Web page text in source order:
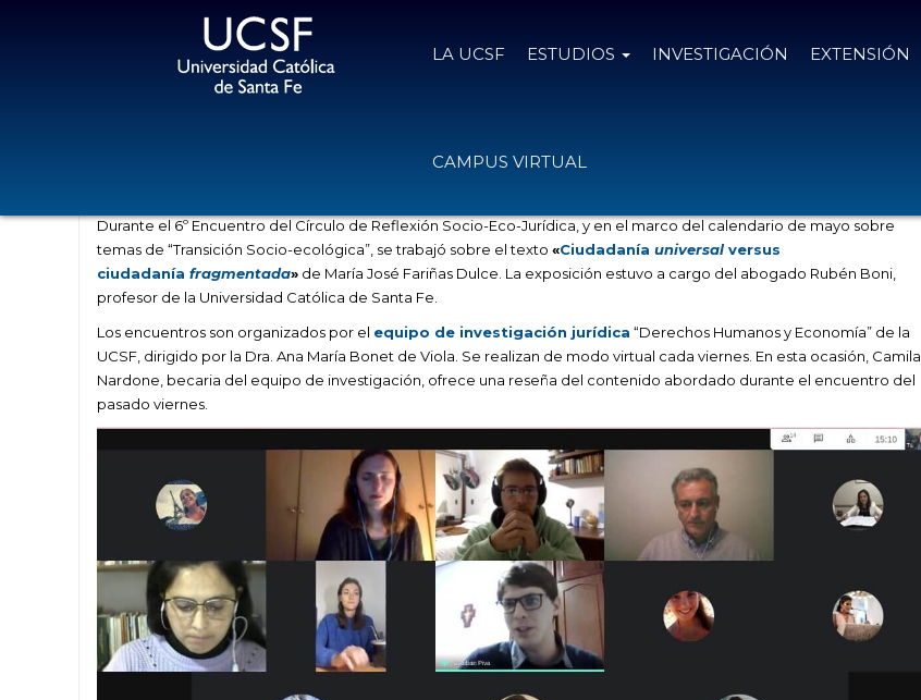
LA UCSF ESTUDIOS INVESTIGACIÓN EXTENSIÓN
CAMPUS VIRTUAL
Durante el 6º Encuentro del Círculo de Reflexión Socio-Eco-Jurídica, y en el marco del calendario de mayo sobre
temas de “Transición Socio-ecológica”, se trabajó sobre el texto «Ciudadanía universalversus
ciudadanía fragmentada» de María José Fariñas Dulce. La exposición estuvo a cargo del abogado Rubén Boni,
profesor de la Universidad Católica de Santa Fe.
Los encuentros son organizados por el equipo de investigación jurídica “Derechos Humanos y Economía” de la
UCSF, dirigido por la Dra. Ana María Bonet de Viola. Se realizan de modo virtual cada viernes. En esta ocasión, Camila
Nardone, becaria del equipo de investigación, ofrece una reseña del contenido abordado durante el encuentro del
pasado viernes.